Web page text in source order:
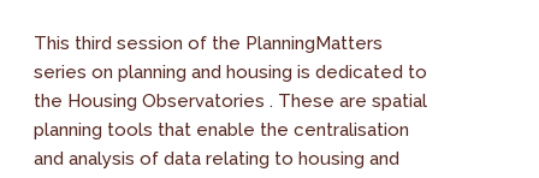
This third session of the PlanningMatters
series on planning and housing is dedicated to
the Housing Observatories . These are spatial
planning tools that enable the centralisation
and analysis of data relating to housing and